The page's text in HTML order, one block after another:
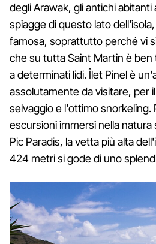
degli Arawak, gli antichi abitanti
spiagge di questo lato
famosa, soprattutto perché vi
che su tutta Saint Martin è
a determinati lidi. Îlet Pinel è
assolutamente da visitare, per
selvaggio e l'ottimo snorkeling.
escursioni immersi nella natura
Pic Paradis, la vetta più alta
424 metri si gode di uno